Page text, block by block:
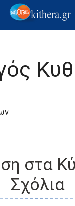
στα
Σχόλια